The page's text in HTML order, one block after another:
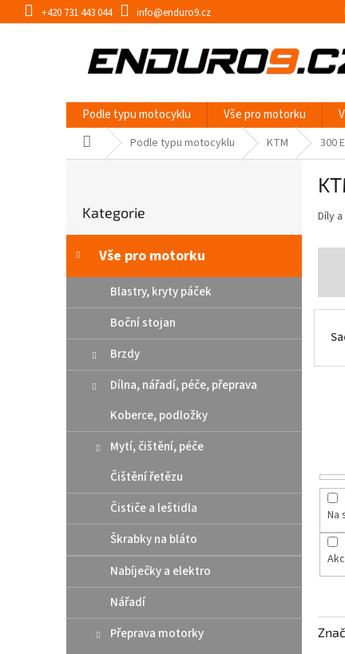
na
+420 731 443 044 info@enduro9.cz
Podle typu motocyklu Vše pro motorku
Domů Podle typu motocyklu KTM 300
r
n
í
a
kategorie
Kategorie
Vše pro motorku
Blastry, kryty páček
Boční stojan
Brzdy
Dílna, nářadí, péče, přeprava
Koberce, podložky
Mytí, čištění, péče
Čištění řetězu
Čističe a leštidla
Škrabky na bláto
Nabíječky a elektro
Nářadí
Přeprava motorky
Díly
Na